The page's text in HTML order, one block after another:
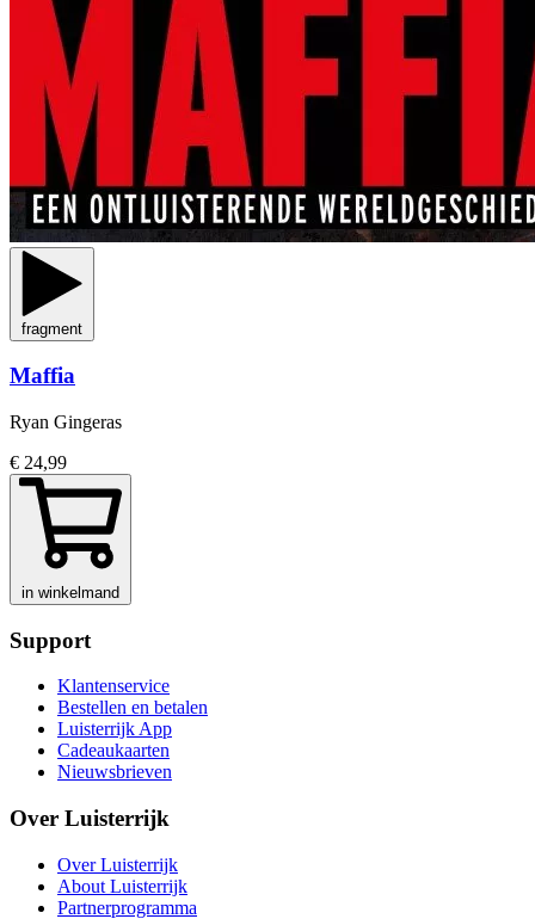
fragment
Maffia
Ryan Gingeras
€ 24,99
in winkelmand
Support
Klantenservice
Bestellen en betalen
Luisterrijk App
Cadeaukaarten
Nieuwsbrieven
Over Luisterrijk
Over Luisterrijk
About Luisterrijk
Partnerprogramma